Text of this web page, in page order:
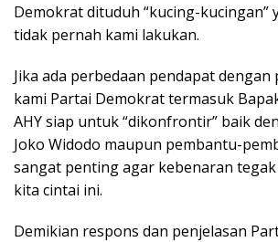
Demokrat dituduh “kucing-kucingan”
tidak pernah kami lakukan.
Jika ada perbedaan pendapat dengan
kami Partai Demokrat termasuk
AHY siap untuk “dikonfrontir” baik
Joko Widodo maupun pembantu-
sangat penting agar kebenaran
kita cintai ini.
Demikian respons dan penjelasan